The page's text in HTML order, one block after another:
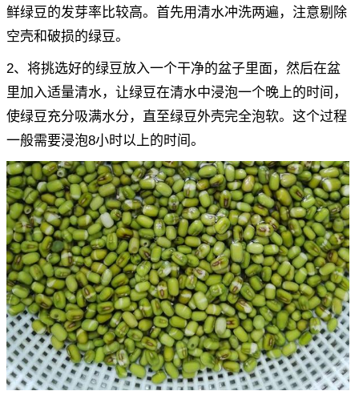
鲜绿豆的发芽率比较高。首先用清水冲洗两遍，注意剔除
空壳和破损的绿豆。
2、将挑选好的绿豆放入一个干净的盆子里面，然后在盆
里加入适量清水，让绿豆在清水中浸泡一个晚上的时间，
使绿豆充分吸满水分，直至绿豆外壳完全泡软。这个过程
一般需要浸泡8小时以上的时间。